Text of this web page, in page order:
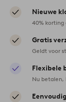
Nieuwe
40%
Gratis
Geldt voor
Flexibele
Nu